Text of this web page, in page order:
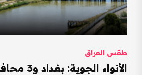
طقس العراق
الأنواء